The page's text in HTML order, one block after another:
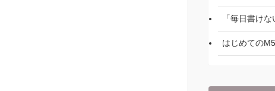
「毎日書け
はじめての